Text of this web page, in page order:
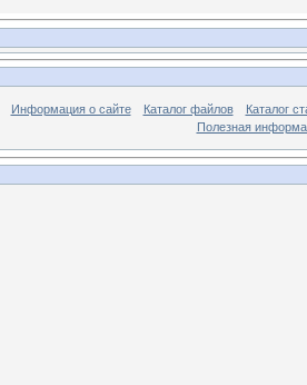
Информация о сайте Каталог файлов
Каталог
Полезная